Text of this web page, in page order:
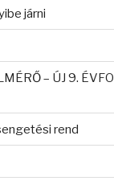
járni
– ÚJ 9.
rend